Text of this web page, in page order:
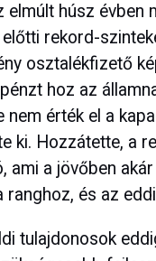
elmúlt húsz
előtti rekord-
osztalékfizető
hoz az
nem érték el a
ki. Hozzátette, a
ami a jövőben
ranghoz, és az
tulajdonosok